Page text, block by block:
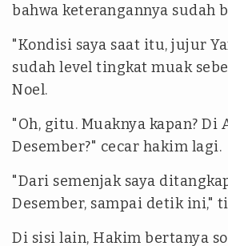
bahwa keterangannya sudah
"Kondisi saya saat itu, jujur
sudah level tingkat muak
Noel.
"Oh, gitu. Muaknya kapan? Di
Desember?" cecar hakim lagi.
"Dari semenjak saya
Desember, sampai detik ini,"
Di sisi lain, Hakim bertanya